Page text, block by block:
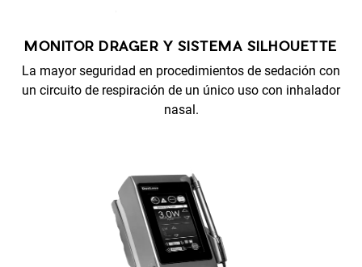
MONITOR DRAGER Y SISTEMA SILHOUETTE
La mayor seguridad en procedimientos de sedación con
un circuito de respiración de un único uso con inhalador
nasal.